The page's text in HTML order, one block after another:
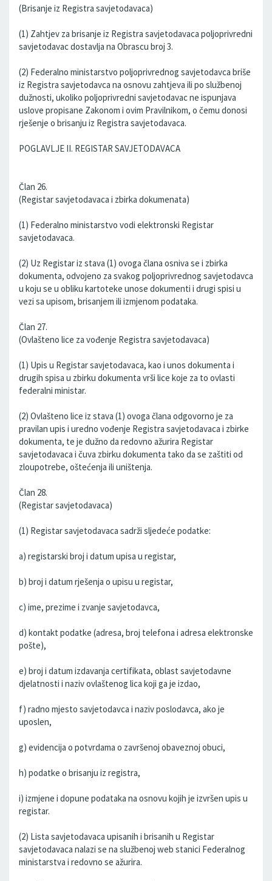
(Brisanje iz Registra savjetodavaca)
(1) Zahtjev za brisanje iz Registra savjetodavaca poljoprivredni
savjetodavac dostavlja na Obrascu broj 3.
(2) Federalno ministarstvo poljoprivrednog savjetodavca briše
iz Registra savjetodavca na osnovu zahtjeva ili po službenoj
dužnosti, ukoliko poljoprivredni savjetodavac ne ispunjava
uslove propisane Zakonom i ovim Pravilnikom, o čemu donosi
rješenje o brisanju iz Registra savjetodavaca.
POGLAVLJE II. REGISTAR SAVJETODAVACA
Član 26.
(Registar savjetodavaca i zbirka dokumenata)
(1) Federalno ministarstvo vodi elektronski Registar
savjetodavaca.
(2) Uz Registar iz stava (1) ovoga člana osniva se i zbirka
dokumenta, odvojeno za svakog poljoprivrednog savjetodavca
u koju se u obliku kartoteke unose dokumenti i drugi spisi u
vezi sa upisom, brisanjem ili izmjenom podataka.
Član 27.
(Ovlašteno lice za vođenje Registra savjetodavaca)
(1) Upis u Registar savjetodavaca, kao i unos dokumenta i
drugih spisa u zbirku dokumenta vrši lice koje za to ovlasti
federalni ministar.
(2) Ovlašteno lice iz stava (1) ovoga člana odgovorno je za
pravilan upis i uredno vođenje Registra savjetodavaca i zbirke
dokumenta, te je dužno da redovno ažurira Registar
savjetodavaca i čuva zbirku dokumenta tako da se zaštiti od
zloupotrebe, oštećenja ili uništenja.
Član 28.
(Registar savjetodavaca)
(1) Registar savjetodavaca sadrži sljedeće podatke:
a) registarski broj i datum upisa u registar,
b) broj i datum rješenja o upisu u registar,
c) ime, prezime i zvanje savjetodavca,
d) kontakt podatke (adresa, broj telefona i adresa elektronske
pošte),
e) broj i datum izdavanja certifikata, oblast savjetodavne
djelatnosti i naziv ovlaštenog lica koji ga je izdao,
f) radno mjesto savjetodavca i naziv poslodavca, ako je
uposlen,
g) evidencija o potvrdama o završenoj obaveznoj obuci,
h) podatke o brisanju iz registra,
i) izmjene i dopune podataka na osnovu kojih je izvršen upis u
registar.
(2) Lista savjetodavaca upisanih i brisanih u Registar
savjetodavaca nalazi se na službenoj web stanici Federalnog
ministarstva i redovno se ažurira.